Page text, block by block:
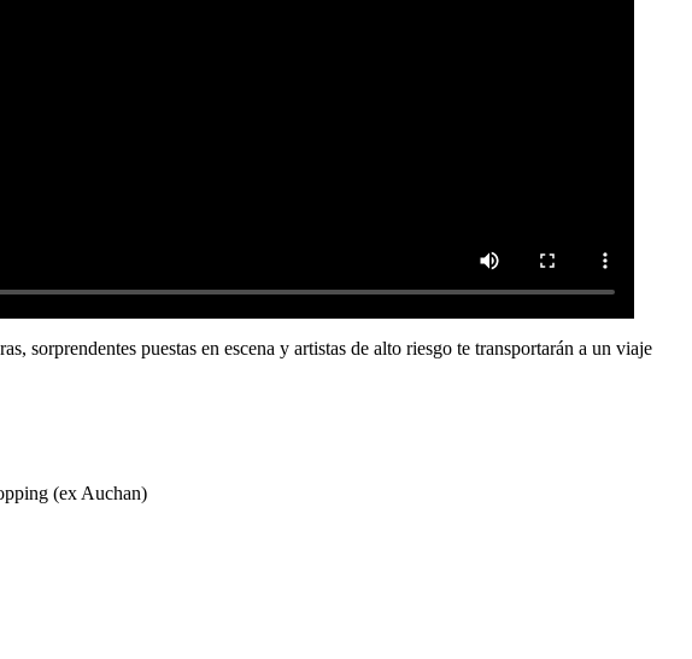
sorprendentes puestas en escena y artistas de alto riesgo te transportarán a un viaje
(ex Auchan)